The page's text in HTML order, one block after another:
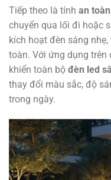
Tiếp theo là tính an
chuyển qua lối đi hoặc
kích hoạt đèn sáng
toàn. Với ứng dụng trên
khiển toàn bộ đèn led
thay đổi màu sắc, độ
trong ngày.